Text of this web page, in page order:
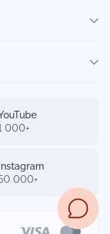
000+
000+